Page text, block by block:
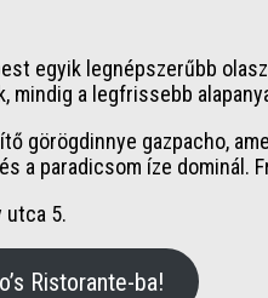
egyik legnépszerűbb
mindig a legfrissebb
görögdinnye gazpacho,
a paradicsom íze
utca 5.
Ristorante-ba!